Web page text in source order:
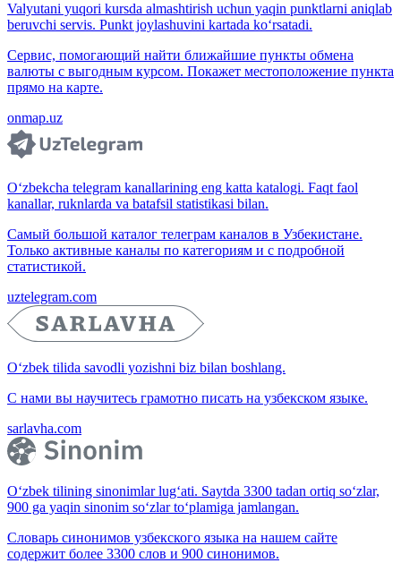
Valyutani yuqori kursda almashtirish uchun yaqin punktlarni aniqlab
beruvchi servis. Punkt joylashuvini kartada ko‘rsatadi.
Сервис, помогающий найти ближайшие пункты обмена
валюты с выгодным курсом. Покажет местоположение пункта
прямо на карте.
onmap.uz
O‘zbekcha telegram kanallarining eng katta katalogi. Faqt faol
kanallar, ruknlarda va batafsil statistikasi bilan.
Самый большой каталог телеграм каналов в Узбекистане.
Только активные каналы по категориям и с подробной
статистикой.
uztelegram.com
O‘zbek tilida savodli yozishni biz bilan boshlang.
С нами вы научитесь грамотно писать на узбекском языке.
sarlavha.com
O‘zbek tilining sinonimlar lug‘ati. Saytda 3300 tadan ortiq so‘zlar,
900 ga yaqin sinonim so‘zlar to‘plamiga jamlangan.
Словарь синонимов узбекского языка на нашем сайте
содержит более 3300 слов и 900 синонимов.